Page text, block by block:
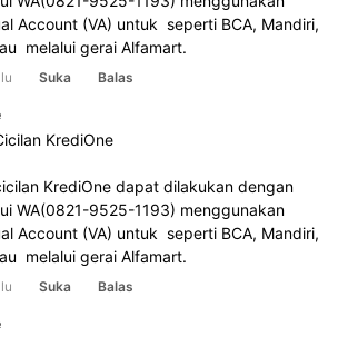
Account (VA) untuk  seperti BCA, Mandiri,
melalui gerai Alfamart.
Suka Balas
KrediOne
KrediOne dapat dilakukan dengan
WA(0821-9525-1193) menggunakan
Account (VA) untuk  seperti BCA, Mandiri,
melalui gerai Alfamart.
Suka Balas